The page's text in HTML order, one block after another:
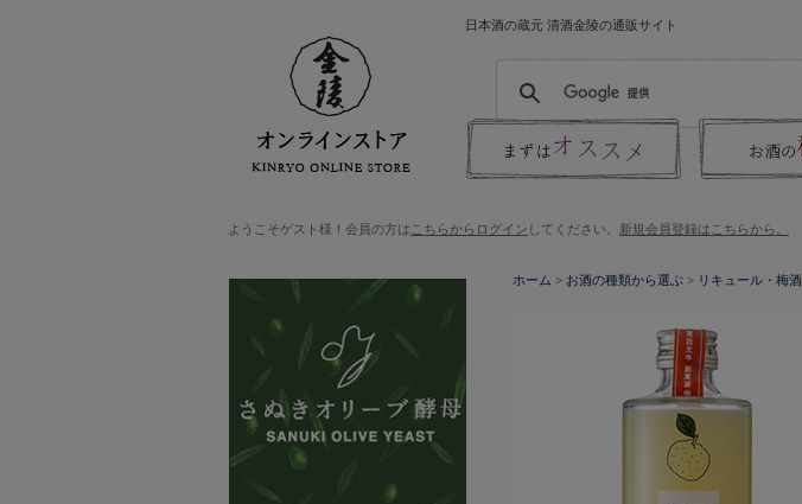
日本酒の蔵元 清酒金陵の通販サイト
ようこそゲスト様！会員の方は こちらからログイン してください。 新規会員登録はこちらから。
ホーム > お酒の種類から選ぶ > リキュール・梅酒